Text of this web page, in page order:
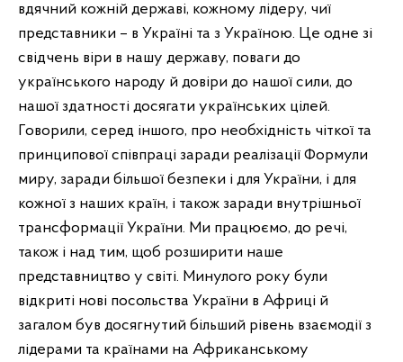
вдячний кожній державі, кожному лідеру, чиї
представники – в Україні та з Україною. Це одне зі
свідчень віри в нашу державу, поваги до
українського народу й довіри до нашої сили, до
нашої здатності досягати українських цілей.
Говорили, серед іншого, про необхідність чіткої та
принципової співпраці заради реалізації Формули
миру, заради більшої безпеки і для України, і для
кожної з наших країн, і також заради внутрішньої
трансформації України. Ми працюємо, до речі,
також і над тим, щоб розширити наше
представництво у світі. Минулого року були
відкриті нові посольства України в Африці й
загалом був досягнутий більший рівень взаємодії з
лідерами та країнами на Африканському